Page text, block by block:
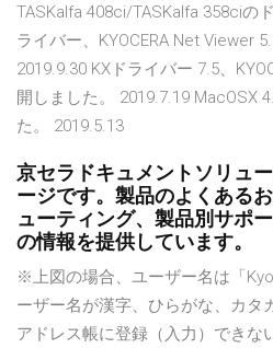
TASKalfa 408ci/TASKalfa 358ciの
ライバー、KYOCERA Net Viewer
2019.9.30 KXドライバー 7.5、
開しました。 2019.7.19 MacOSX
た。 2019.5.13
京セラドキュメントソリュ
ージです。製品のよくある
ューティング、製品別サポ
の情報を提供しています。
※上図の場合、ユーザー名は「
ーザー名が漢字、ひらがな、カタ
アドレス帳に登録（入力）できな